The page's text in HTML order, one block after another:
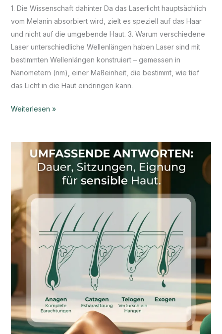
1. Die Wissenschaft dahinter Da das Laserlicht hauptsächlich
vom Melanin absorbiert wird, zielt es speziell auf das Haar
und nicht auf die umgebende Haut. 3. Warum verschiedene
Laser unterschiedliche Wellenlängen haben Laser sind mit
bestimmten Wellenlängen konstruiert – gemessen in
Nanometern (nm), einer Maßeinheit, die bestimmt, wie tief
das Licht in die Haut eindringen kann.
Weiterlesen »
Warum
mehrere
Sitzungen
bei
der
Laser-
Haarentfernung
notwendig?